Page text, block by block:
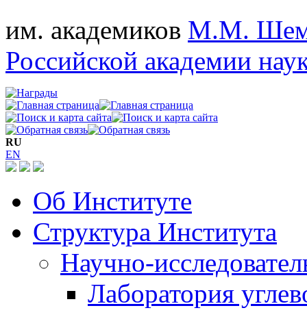
им. академиков М.М.
Российской академии
RU
EN
Об Институте
Структура Института
Научно-
Лаборатория